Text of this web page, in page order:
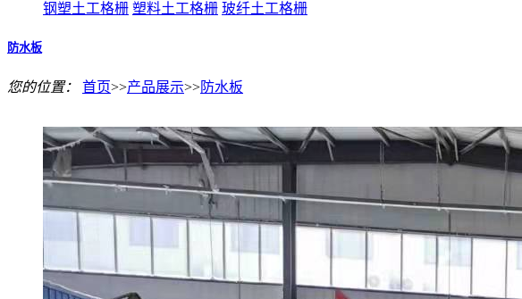
钢塑土工格栅 塑料土工格栅 玻纤土工格栅
防水板
您的位置： 首页>>产品展示>>防水板